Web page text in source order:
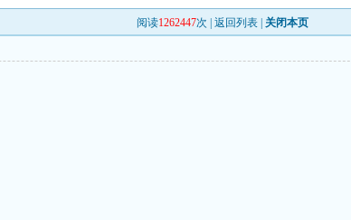
阅读1262447次 |返回列表 关闭本页